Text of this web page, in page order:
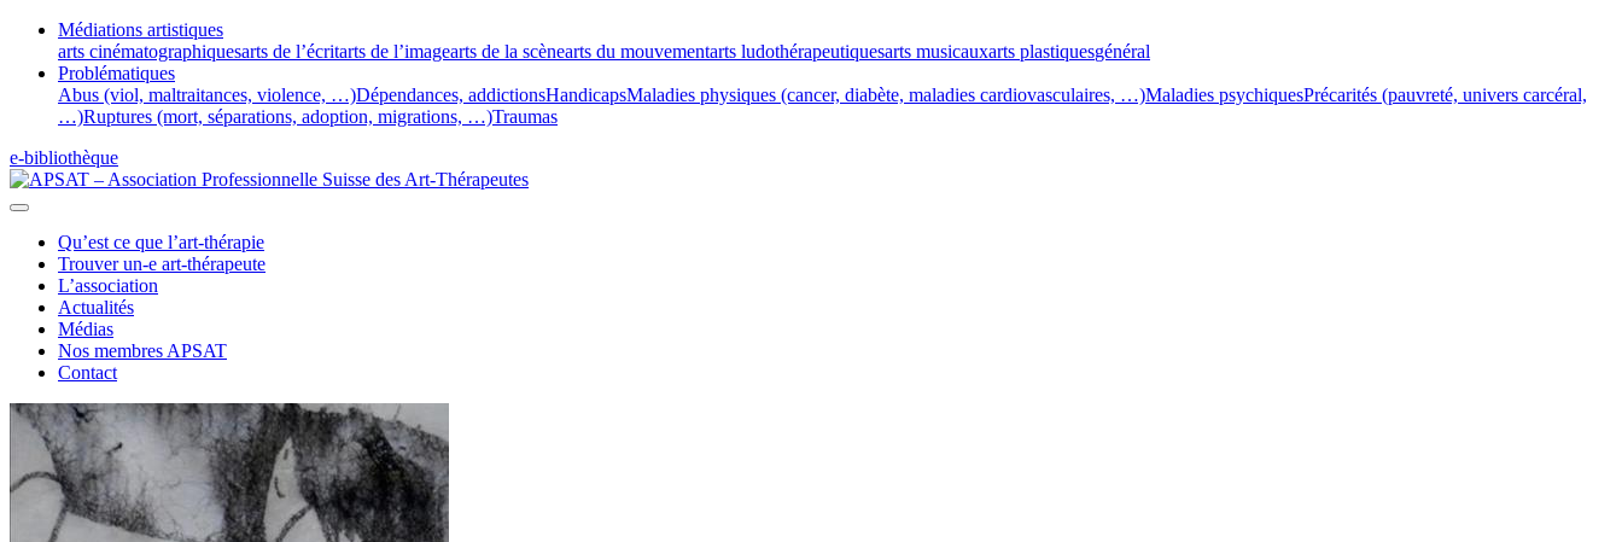
Médiations artistiques
arts cinématographiquesarts de l’écritarts de l’imagearts de la scènearts du mouvementarts ludothérapeutiquesarts musicauxarts plastiquesgénéral
Problématiques
Abus (viol, maltraitances, violence, …)Dépendances, addictionsHandicapsMaladies physiques (cancer, diabète, maladies cardiovasculaires, …)Maladies psychiquesPrécarités (pauvreté, univers carcéral,
…)Ruptures (mort, séparations, adoption, migrations, …)Traumas
e-bibliothèque
Qu’est ce que l’art-thérapie
Trouver un-e art-thérapeute
L’association
Actualités
Médias
Nos membres APSAT
Contact